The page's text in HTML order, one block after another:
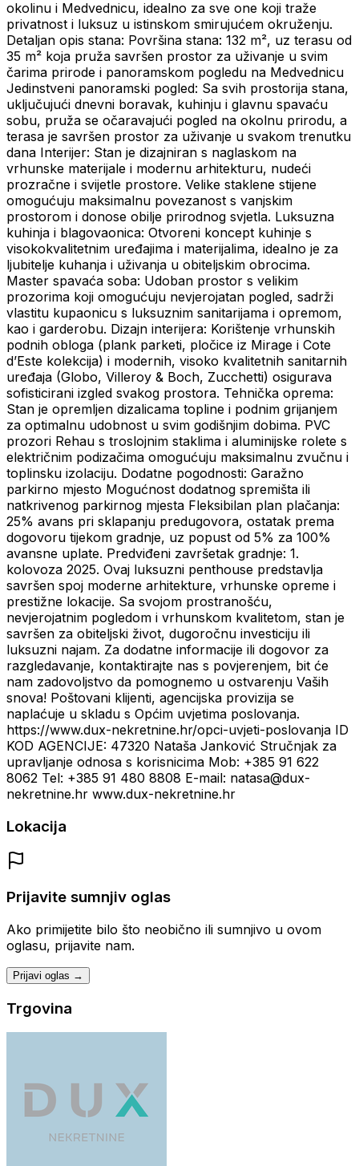
okolinu i Medvednicu, idealno za sve one koji traže
privatnost i luksuz u istinskom smirujućem okruženju.
Detaljan opis stana: Površina stana: 132 m², uz terasu od
35 m² koja pruža savršen prostor za uživanje u svim
čarima prirode i panoramskom pogledu na Medvednicu
Jedinstveni panoramski pogled: Sa svih prostorija stana,
uključujući dnevni boravak, kuhinju i glavnu spavaću
sobu, pruža se očaravajući pogled na okolnu prirodu, a
terasa je savršen prostor za uživanje u svakom trenutku
dana Interijer: Stan je dizajniran s naglaskom na
vrhunske materijale i modernu arhitekturu, nudeći
prozračne i svijetle prostore. Velike staklene stijene
omogućuju maksimalnu povezanost s vanjskim
prostorom i donose obilje prirodnog svjetla. Luksuzna
kuhinja i blagovaonica: Otvoreni koncept kuhinje s
visokokvalitetnim uređajima i materijalima, idealno je za
ljubitelje kuhanja i uživanja u obiteljskim obrocima.
Master spavaća soba: Udoban prostor s velikim
prozorima koji omogućuju nevjerojatan pogled, sadrži
vlastitu kupaonicu s luksuznim sanitarijama i opremom,
kao i garderobu. Dizajn interijera: Korištenje vrhunskih
podnih obloga (plank parketi, pločice iz Mirage i Cote
d’Este kolekcija) i modernih, visoko kvalitetnih sanitarnih
uređaja (Globo, Villeroy & Boch, Zucchetti) osigurava
sofisticirani izgled svakog prostora. Tehnička oprema:
Stan je opremljen dizalicama topline i podnim grijanjem
za optimalnu udobnost u svim godišnjim dobima. PVC
prozori Rehau s troslojnim staklima i aluminijske rolete s
električnim podizačima omogućuju maksimalnu zvučnu i
toplinsku izolaciju. Dodatne pogodnosti: Garažno
parkirno mjesto Mogućnost dodatnog spremišta ili
natkrivenog parkirnog mjesta Fleksibilan plan plačanja:
25% avans pri sklapanju predugovora, ostatak prema
dogovoru tijekom gradnje, uz popust od 5% za 100%
avansne uplate. Predviđeni završetak gradnje: 1.
kolovoza 2025. Ovaj luksuzni penthouse predstavlja
savršen spoj moderne arhitekture, vrhunske opreme i
prestižne lokacije. Sa svojom prostranošću,
nevjerojatnim pogledom i vrhunskom kvalitetom, stan je
savršen za obiteljski život, dugoročnu investiciju ili
luksuzni najam. Za dodatne informacije ili dogovor za
razgledavanje, kontaktirajte nas s povjerenjem, bit će
nam zadovoljstvo da pomognemo u ostvarenju Vaših
snova! Poštovani klijenti, agencijska provizija se
naplaćuje u skladu s Općim uvjetima poslovanja.
https://www.dux-nekretnine.hr/opci-uvjeti-poslovanja ID
KOD AGENCIJE: 47320 Nataša Janković Stručnjak za
upravljanje odnosa s korisnicima Mob: +385 91 622
8062 Tel: +385 91 480 8808 E-mail: natasa@dux-
nekretnine.hr www.dux-nekretnine.hr
Lokacija
Prijavite sumnjiv oglas
Ako primijetite bilo što neobično ili sumnjivo u ovom
oglasu, prijavite nam.
Prijavi oglas →
Trgovina